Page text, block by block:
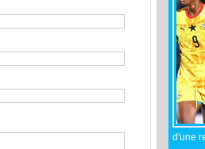
d'une